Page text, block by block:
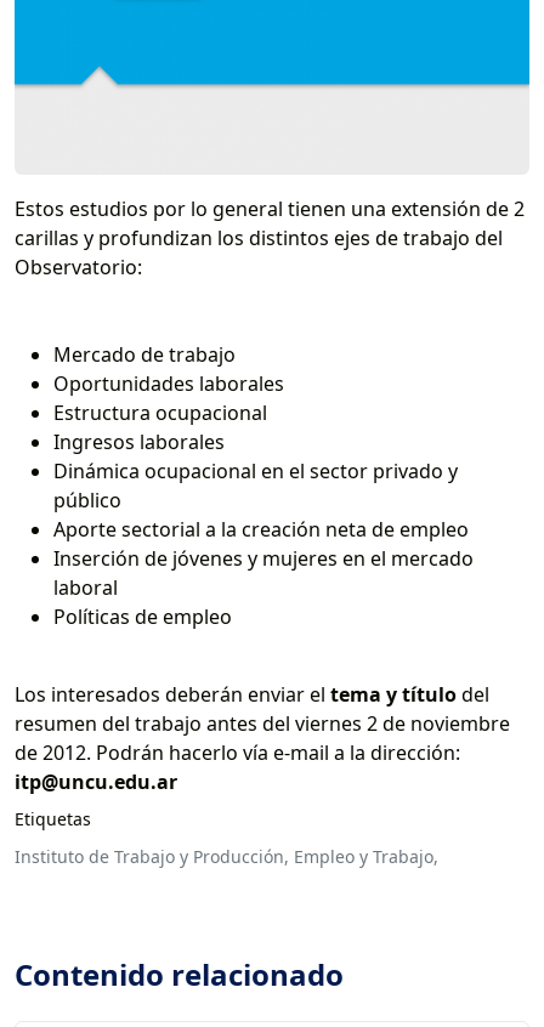
Estos estudios por lo general tienen una extensión de 2
carillas y profundizan los distintos ejes de trabajo del
Observatorio:
Mercado de trabajo
Oportunidades laborales
Estructura ocupacional
Ingresos laborales
Dinámica ocupacional en el sector privado y
público
Aporte sectorial a la creación neta de empleo
Inserción de jóvenes y mujeres en el mercado
laboral
Políticas de empleo
Los interesados deberán enviar el tema y títulodel
resumen del trabajo antes del viernes 2 de noviembre
de 2012. Podrán hacerlo vía e-mail a la dirección:
itp@uncu.edu.ar
Etiquetas
Instituto de Trabajo y Producción, Empleo y Trabajo,
Contenido relacionado